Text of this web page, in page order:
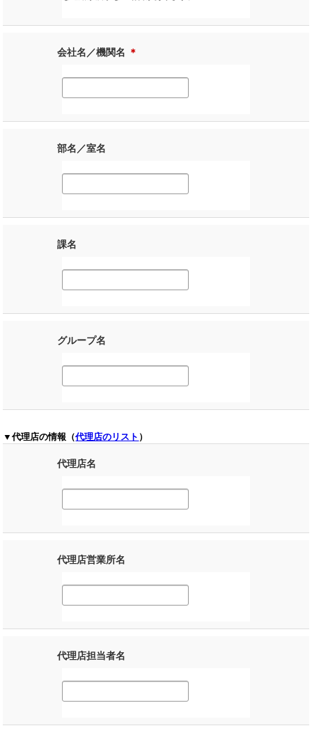
会社名／機関名 ＊
部名／室名
課名
グループ名
▼代理店の情報（代理店のリスト ）
代理店名
代理店営業所名
代理店担当者名